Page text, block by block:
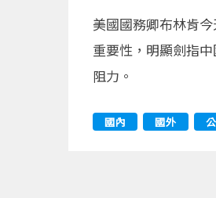
美國國務卿布林肯
重要性，明顯劍指
阻力。
國內 國外